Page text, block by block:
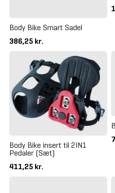
Body Bike Smart Sadel
386,25 kr.
Body Bike insert til 2IN1
Pedaler (Sæt)
411,25 kr.